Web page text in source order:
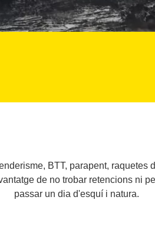
BTT, parapent, raquetes
de no trobar retencions ni
passar un dia d'esquí i natura.